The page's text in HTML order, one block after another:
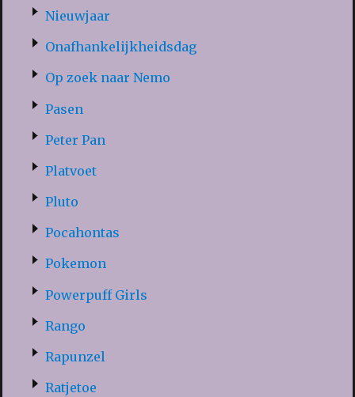
Nieuwjaar
Onafhankelijkheidsdag
Op zoek naar Nemo
Pasen
Peter Pan
Platvoet
Pluto
Pocahontas
Pokemon
Powerpuff Girls
Rango
Rapunzel
Ratjetoe